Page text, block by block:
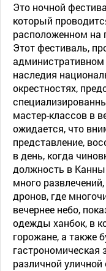
Это ночной
который
расположенном на
Этот фестиваль,
административном
наследия
окрестностях,
мастер-классов в
ожидается, что
представление,
в день, когда
должность в
много
дронов, где
вечернее небо,
одежды ханбок, в
горожане, а также
гастрономическая
различной уличной